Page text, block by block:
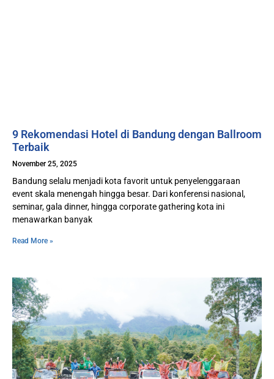
9 Rekomendasi Hotel di Bandung dengan Ballroom
Terbaik
November 25, 2025
Bandung selalu menjadi kota favorit untuk penyelenggaraan
event skala menengah hingga besar. Dari konferensi nasional,
seminar, gala dinner, hingga corporate gathering kota ini
menawarkan banyak
Read More »